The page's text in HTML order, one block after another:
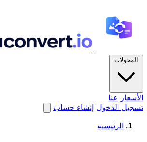
المحولات
الأسعار عنا
تسجيل الدخول إنشاء حساب
الرئيسية